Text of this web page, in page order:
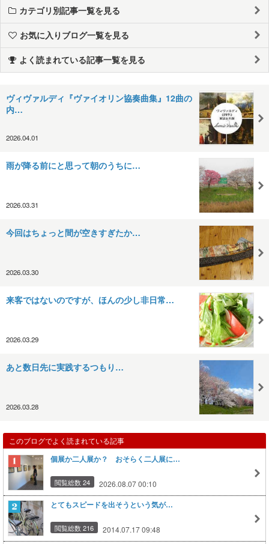
カテゴリ別記事一覧を見る
お気に入りブログ一覧を見る
よく読まれている記事一覧を見る
ヴィヴァルディ『ヴァイオリン協奏曲集』12曲の
内…
2026.04.01
雨が降る前にと思って朝のうちに…
2026.03.31
今回はちょっと間が空きすぎたか…
2026.03.30
来客ではないのですが、ほんの少し非日常…
2026.03.29
あと数日先に実践するつもり…
2026.03.28
このブログでよく読まれている記事
個展か二人展か？ おそらく二人展に…
閲覧総数 24 2026.08.07 00:10
とてもスピードを出そうという気が…
閲覧総数 216 2014.07.17 09:48